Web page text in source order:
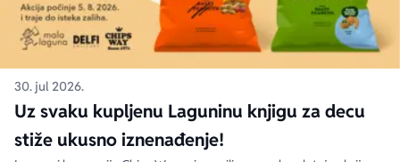
30. jul 2026.
Uz svaku kupljenu Laguninu knjigu za decu
stiže ukusno iznenađenje!